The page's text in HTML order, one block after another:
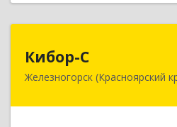
Кибор-С
Железногорск (Красноярский
662973, Красноярский